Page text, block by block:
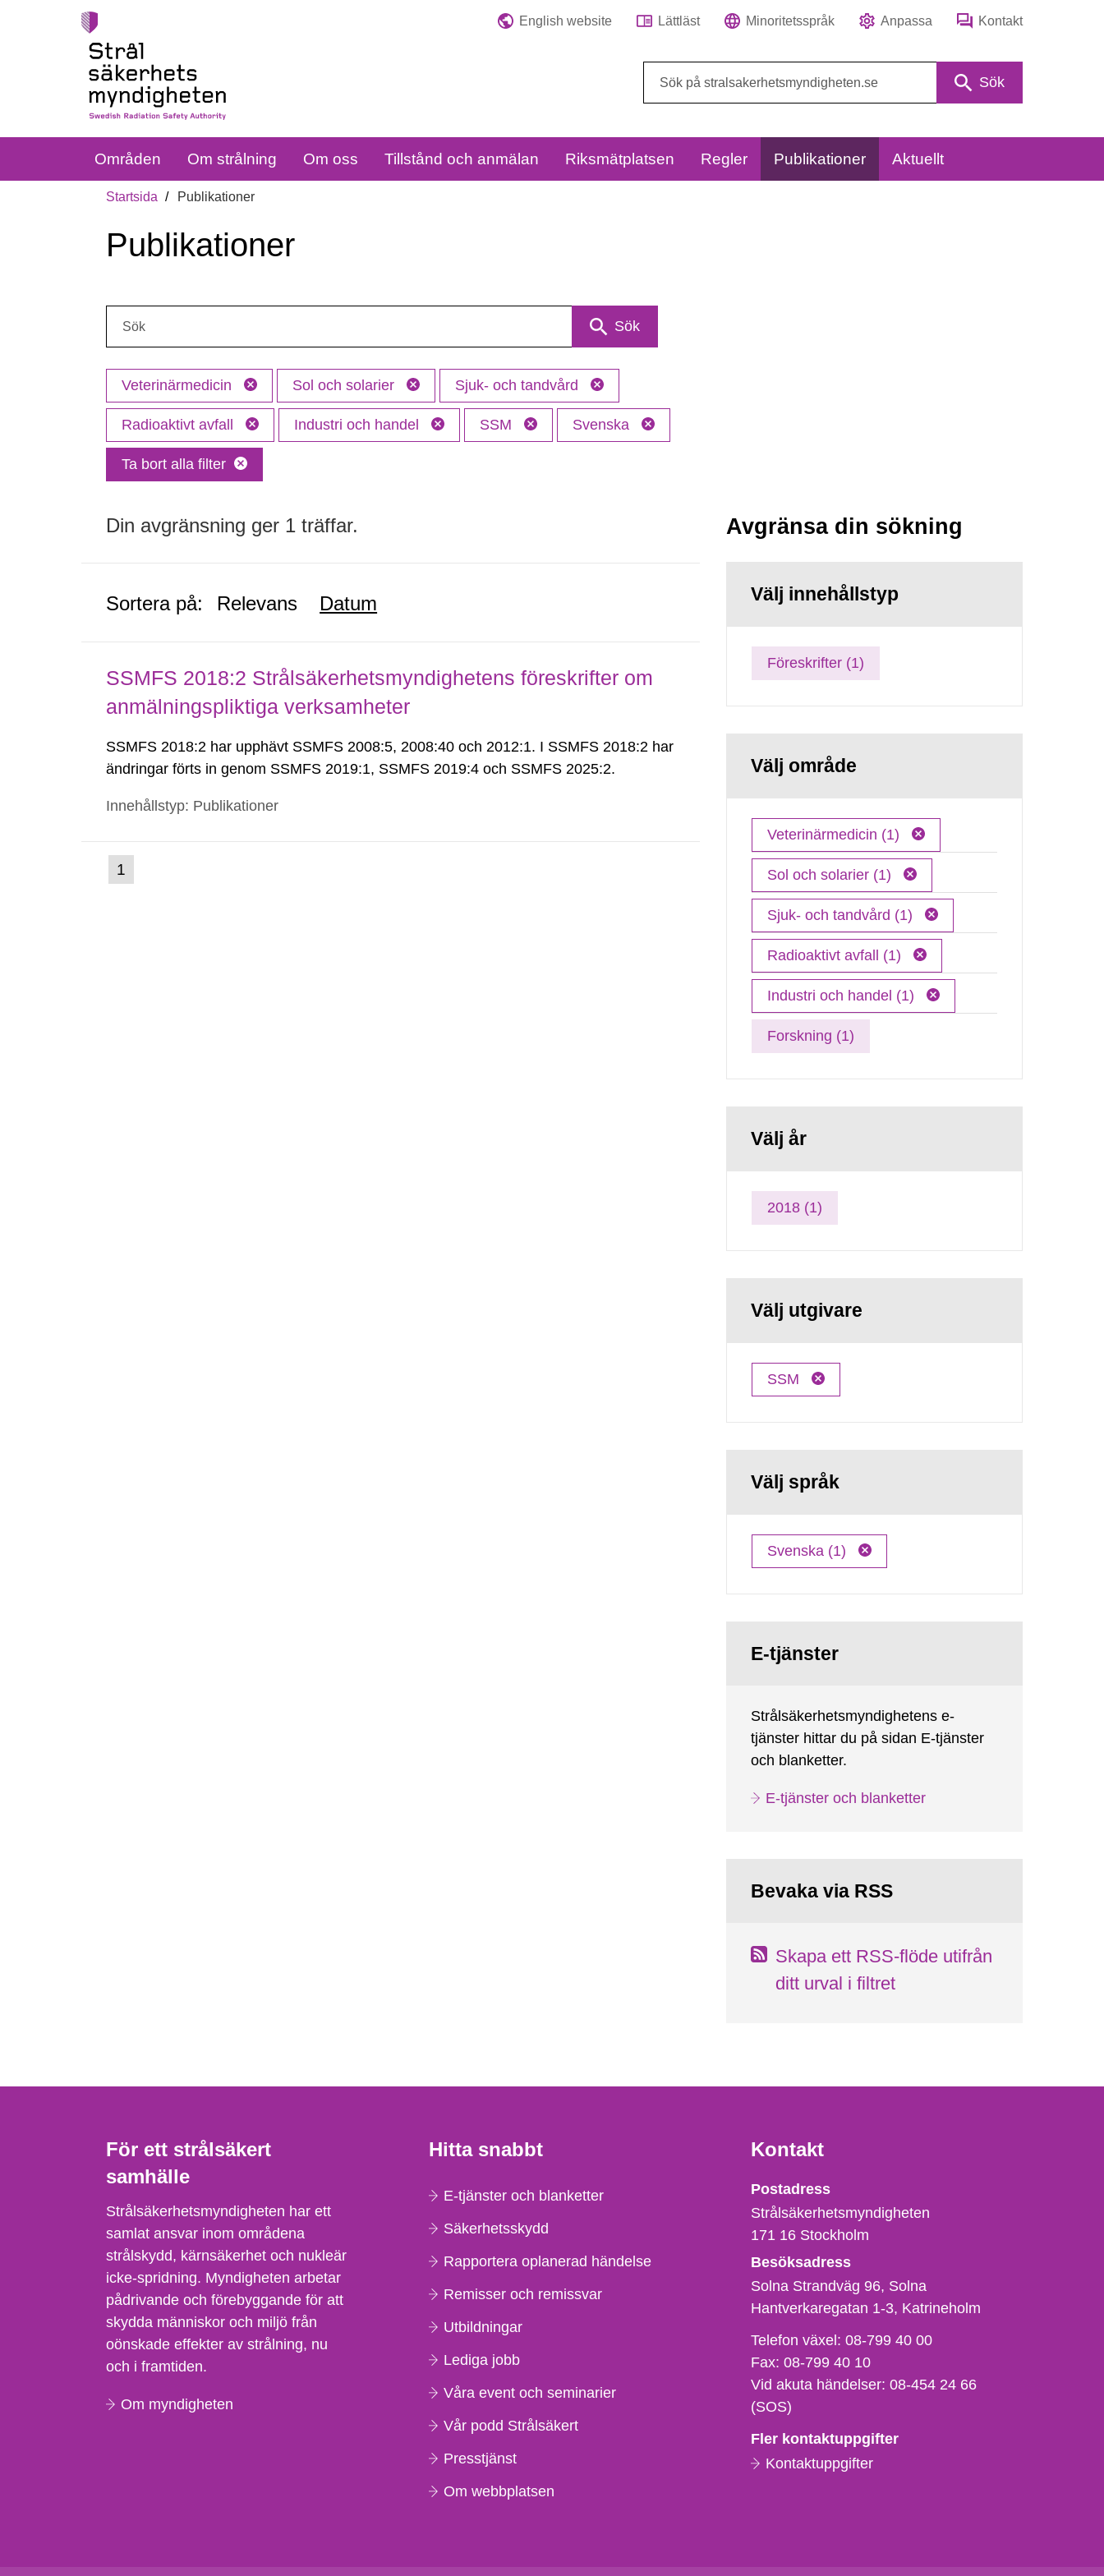
English website Lättläst Minoritetsspråk Anpassa Kontakt
Sök
Områden Om strålning Om oss Tillstånd och anmälan Riksmätplatsen Regler Publikationer Aktuellt
Startsida Publikationer
Publikationer
Sök
Veterinärmedicin Sol och solarier Sjuk- och tandvård
Radioaktivt avfall Industri och handel SSM Svenska
Ta bort alla filter
Din avgränsning ger 1 träffar.
Sortera på: Relevans Datum
SSMFS 2018:2 Strålsäkerhetsmyndighetens föreskrifter om
anmälningspliktiga verksamheter
SSMFS 2018:2 har upphävt SSMFS 2008:5, 2008:40 och 2012:1. I SSMFS 2018:2 har
ändringar förts in genom SSMFS 2019:1, SSMFS 2019:4 och SSMFS 2025:2.
Innehållstyp: Publikationer
Gå
till
1
Avgränsa din sökning
Välj innehållstyp
Föreskrifter (1)
Välj område
Veterinärmedicin (1)
Sol och solarier (1)
Sjuk- och tandvård (1)
Radioaktivt avfall (1)
Industri och handel (1)
Forskning (1)
Välj år
2018 (1)
Välj utgivare
SSM
Välj språk
Svenska (1)
E-tjänster
Strålsäkerhetsmyndighetens e-
tjänster hittar du på sidan E-tjänster
och blanketter.
E-tjänster och blanketter
Bevaka via RSS
Skapa ett RSS-flöde utifrån
ditt urval i filtret
För ett strålsäkert
samhälle
Strålsäkerhetsmyndigheten har ett
samlat ansvar inom områdena
strålskydd, kärnsäkerhet och nukleär
icke-spridning. Myndigheten arbetar
pådrivande och förebyggande för att
skydda människor och miljö från
oönskade effekter av strålning, nu
och i framtiden.
Om myndigheten
Hitta snabbt
E-tjänster och blanketter
Säkerhetsskydd
Rapportera oplanerad händelse
Remisser och remissvar
Utbildningar
Lediga jobb
Våra event och seminarier
Vår podd Strålsäkert
Presstjänst
Om webbplatsen
Kontakt
Strålsäkerhetsmyndigheten
Postadress
Strålsäkerhetsmyndigheten
171 16 Stockholm
Besöksadress
Solna Strandväg 96, Solna
Hantverkaregatan 1-3 Katrineholm
Telefon,
fax
och
e-
Telefon växel:08-799 40 00
Fax:08-799 40 10
Vid akuta händelser:08-454 24 66
(SOS)
Fler kontaktuppgifter
Kontaktuppgifter